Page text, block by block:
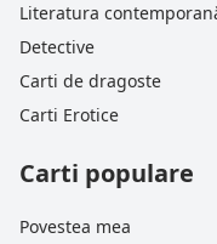
Literatura
Detective
Carti de dragoste
Carti Erotice
Carti populare
Povestea mea